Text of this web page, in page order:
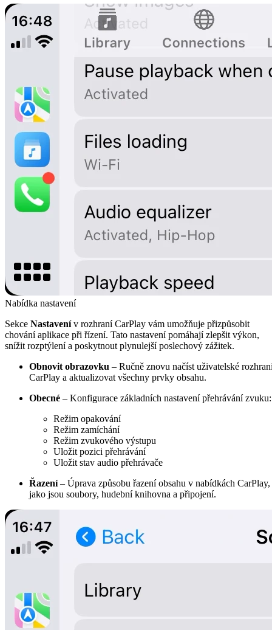
Nabídka nastavení
Sekce Nastavenív rozhraní CarPlay vám umožňuje přizpůsobit
chování aplikace při řízení. Tato nastavení pomáhají zlepšit výkon,
snížit rozptýlení a poskytnout plynulejší poslechový zážitek.
Obnovit obrazovku – Ručně znovu načíst uživatelské
CarPlay a aktualizovat všechny prvky obsahu.
Obecné – Konfigurace základních nastavení přehrávání zvuku:
Režim opakování
Režim zamíchání
Režim zvukového výstupu
Uložit pozici přehrávání
Uložit stav audio přehrávače
Řazení– Úprava způsobu řazení obsahu v nabídkách CarPlay,
jako jsou soubory, hudební knihovna a připojení.